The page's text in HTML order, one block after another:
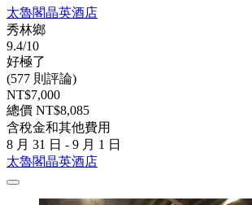
太魯閣晶英酒店
秀林鄉
9.4/10
好極了
(577 則評論)
NT$7,000
總價 NT$8,085
含稅金和其他費用
8 月 31 日 - 9 月 1 日
太魯閣晶英酒店